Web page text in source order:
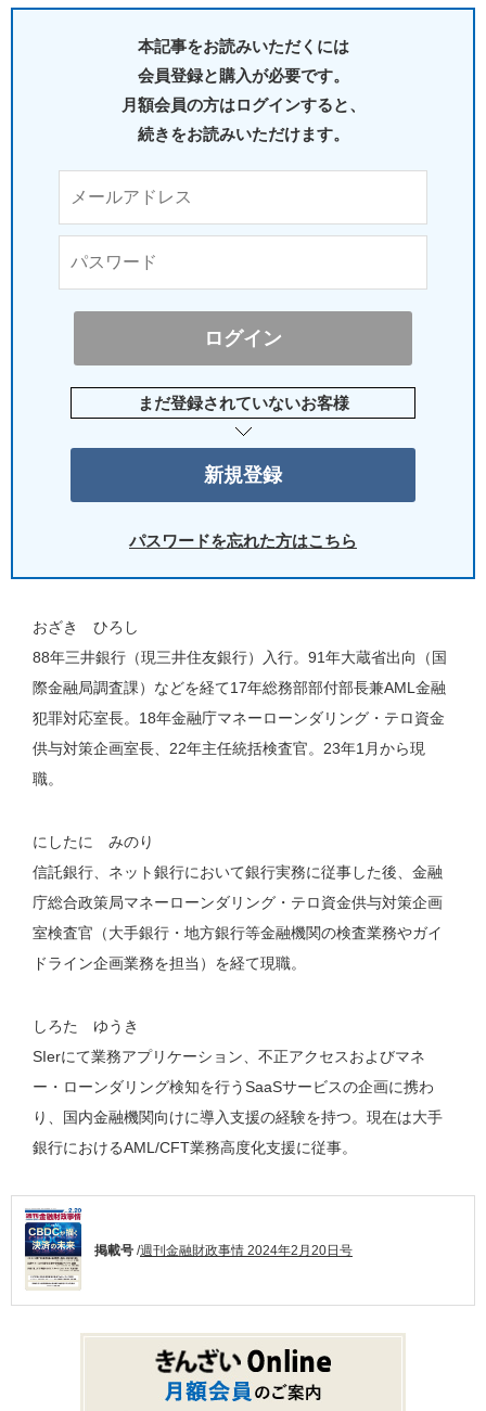
本記事をお読みいただくには
会員登録と購入が必要です。
月額会員の方はログインすると、
続きをお読みいただけます。
まだ登録されていないお客様
パスワードを忘れた方はこちら
おざき ひろし
88年三井銀行（現三井住友銀行）入行。91年大蔵省出向（国
際金融局調査課）などを経て17年総務部部付部長兼AML金融
犯罪対応室長。18年金融庁マネーローンダリング・テロ資金
供与対策企画室長、22年主任統括検査官。23年1月から現
職。
にしたに みのり
信託銀行、ネット銀行において銀行実務に従事した後、金融
庁総合政策局マネーローンダリング・テロ資金供与対策企画
室検査官（大手銀行・地方銀行等金融機関の検査業務やガイ
ドライン企画業務を担当）を経て現職。
しろた ゆうき
SIerにて業務アプリケーション、不正アクセスおよびマネ
ー・ローンダリング検知を行うSaaSサービスの企画に携わ
り、国内金融機関向けに導入支援の経験を持つ。現在は大手
銀行におけるAML/CFT業務高度化支援に従事。
掲載号 /週刊金融財政事情 2024年2月20日号